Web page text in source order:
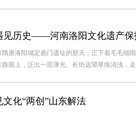
见历史——河南洛阳文化遗产保
唐洛阳城定鼎门遗址的那天，正下着毛毛细
面上，泛出一层薄光。长街远望草痕清浅，走
化“两创”山东解法